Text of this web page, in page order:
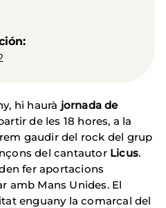
hi haurà jornada de
de les 18 hores, a la
gaudir del rock del grup
del cantautor Licus.
fer aportacions
amb Mans Unides. El
enguany la comarcal del